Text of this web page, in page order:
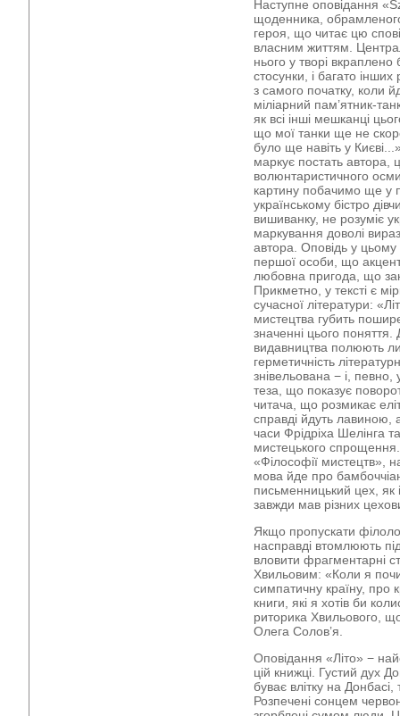
Наступне оповідання
щоденника, обрамленого
героя, що читає цю
власним життям.
нього у творі
стосунки, і багато
з самого початку, коли
міліарний пам’ятник-
як всі інші мешканці
що мої танки ще не
було ще навіть у
маркує постать автора,
волюнтаристичного
картину побачимо ще у
українському бістро
вишиванку, не розуміє
маркування доволі
автора. Оповідь у цьому
першої особи, що
любовна пригода, що
Прикметно, у тексті є
сучасної літератури:
мистецтва губить
значенні цього поняття.
видавництва полюють
герметичність
знівельована − і,
теза, що показує
читача, що розмикає
справді йдуть лавиною,
часи Фрідріха Шелінга
мистецького
«Філософії мистецтв»,
мова йде про
письменницький цех, як
завжди мав різних
Якщо пропускати
насправді втомлюють
вловити фрагментарні
Хвильовим: «Коли я
симпатичну країну, про
книги, які я хотів би
риторика Хвильового,
Олега Солов’я.
Оповідання «Літо» −
цій книжці. Густий дух
буває влітку на
Розпечені сонцем